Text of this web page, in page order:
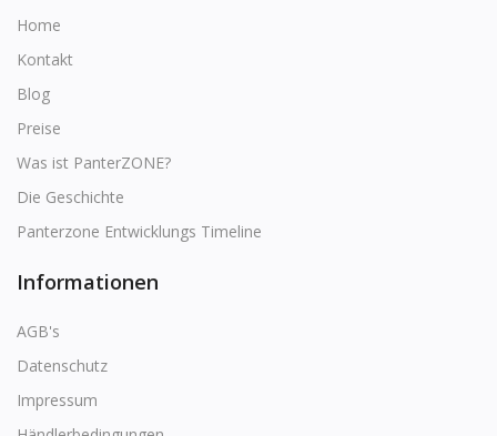
Home
Kontakt
Blog
Preise
Was ist PanterZONE?
Die Geschichte
Panterzone Entwicklungs Timeline
Informationen
AGB's
Datenschutz
Impressum